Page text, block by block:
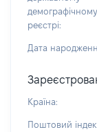
демографічному
реєстрі:
Дата
Країна:
Поштовий